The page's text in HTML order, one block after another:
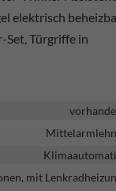
elektrisch
Set, Türgriffe in
mit